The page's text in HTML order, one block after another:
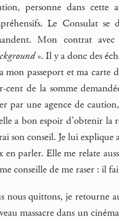
personne dans cette
Le Consulat
Mon contrat
». Il y a donc des
mon passeport et ma carte
cent de la somme
par une agence de
a bon espoir d’obtenir la
son conseil. Je lui explique
en parler. Elle me relate
conseille de me raser : il
nous quittons, je retourne
massacre dans un